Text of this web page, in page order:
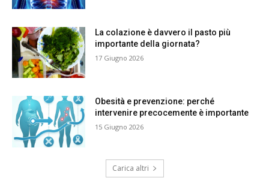
La colazione è davvero il pasto più
importante della giornata?
17 Giugno 2026
Obesità e prevenzione: perché
intervenire precocemente è importante
15 Giugno 2026
Carica altri